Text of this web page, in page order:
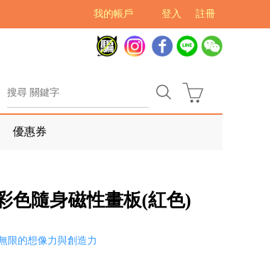
註冊
登入
我的帳戶
優惠券
色隨身磁性畫板(紅色)
限的想像力與創造力